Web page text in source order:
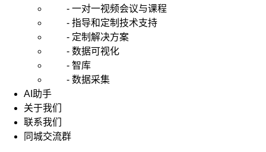
- 一对一视频会议与课程
- 指导和定制技术支持
- 定制解决方案
- 数据可视化
- 智库
- 数据采集
AI助手
关于我们
联系我们
同城交流群